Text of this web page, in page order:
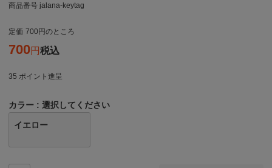
商品番号 jalana-keytag
定価 700 のところ
700 税込
35 ポイント進呈
カラー 選択してください
イエロー